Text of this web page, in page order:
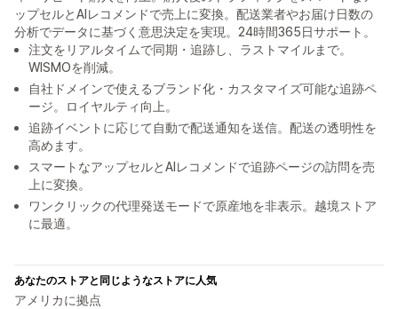
ップセルとAIレコメンドで売上に変換。配送業者やお届け日数の
分析でデータに基づく意思決定を実現。24時間365日サポート。
注文をリアルタイムで同期・追跡し、ラストマイルまで。
WISMOを削減。
自社ドメインで使えるブランド化・カスタマイズ可能な追跡ペ
ージ。ロイヤルティ向上。
追跡イベントに応じて自動で配送通知を送信。配送の透明性を
高めます。
スマートなアップセルとAIレコメンドで追跡ページの訪問を売
上に変換。
ワンクリックの代理発送モードで原産地を非表示。越境ストア
に最適。
あなたのストアと同じようなストアに人気
アメリカに拠点